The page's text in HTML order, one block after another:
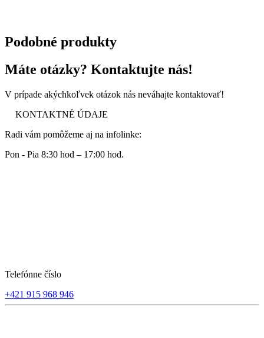
Podobné produkty
Máte otázky? Kontaktujte nás!
V prípade akýchkoľvek otázok nás neváhajte kontaktovať!
KONTAKTNÉ ÚDAJE
Radi vám pomôžeme aj na infolinke:
Pon - Pia 8:30 hod – 17:00 hod.
Telefónne číslo
+421 915 968 946